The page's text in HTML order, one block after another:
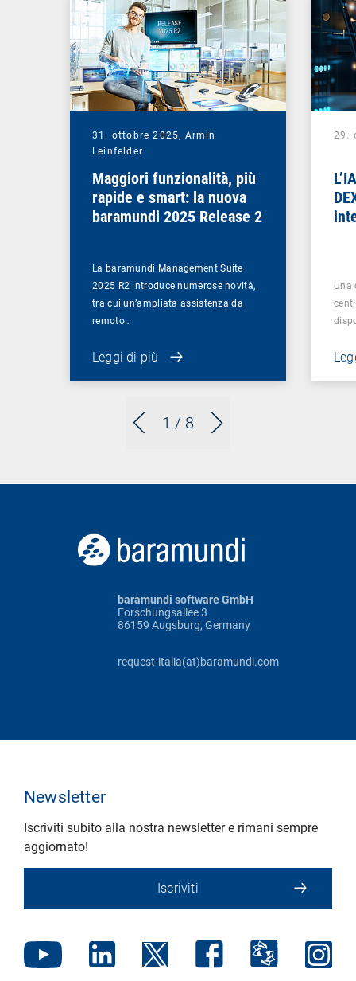
1 / 8
31. ottobre 2025, Armin
Leinfelder
Maggiori funzionalità, più
rapide e smart: la nuova
baramundi 2025 Release 2
La baramundi Management Suite
2025 R2 introduce numerose novità,
tra cui un’ampliata assistenza da
remoto…
Leggi di più
29.
Una
baramundi software GmbH
Forschungsallee 3
86159 Augsburg, Germany
request-italia(at)baramundi.com
Newsletter
Iscriviti subito alla nostra newsletter e rimani sempre
aggiornato!
Iscriviti